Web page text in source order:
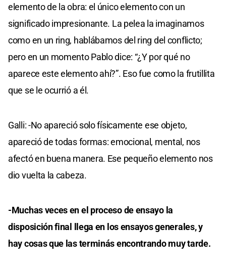
elemento de la obra: el único elemento con un
significado impresionante. La pelea la imaginamos
como en un ring, hablábamos del ring del conflicto;
pero en un momento Pablo dice: “¿Y por qué no
aparece este elemento ahí?”. Eso fue como la frutillita
que se le ocurrió a él.
Galli: -No apareció solo físicamente ese objeto,
apareció de todas formas: emocional, mental, nos
afectó en buena manera. Ese pequeño elemento nos
dio vuelta la cabeza.
-Muchas veces en el proceso de ensayo la
disposición final llega en los ensayos generales, y
hay cosas que las terminás encontrando muy tarde.